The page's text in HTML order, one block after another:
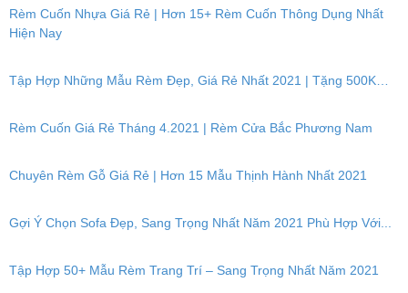
Rèm Cuốn Nhựa Giá Rẻ | Hơn 15+ Rèm Cuốn Thông Dụng Nhất
Hiện Nay
Tập Hợp Những Mẫu Rèm Đẹp, Giá Rẻ Nhất 2021 | Tặng 500K…
Rèm Cuốn Giá Rẻ Tháng 4.2021 | Rèm Cửa Bắc Phương Nam
Chuyên Rèm Gỗ Giá Rẻ | Hơn 15 Mẫu Thịnh Hành Nhất 2021
Gợi Ý Chọn Sofa Đẹp, Sang Trọng Nhất Năm 2021 Phù Hợp Với...
Tập Hợp 50+ Mẫu Rèm Trang Trí – Sang Trọng Nhất Năm 2021